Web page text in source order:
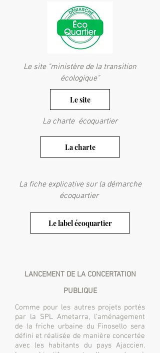
Le site "ministère de la transition
écologique"
Le site
La charte écoquartier
La charte
La fiche explicative sur la démarche
écoquartier
Le label écoquartier
LANCEMENT DE LA CONCERTATION
PUBLIQUE
Comme pour les autres projets portés
par la SPL Ametarra, l’aménagement
de la friche urbaine du Finosello sera
défini et réalisée de manière concertée
avec les habitants du pays Ajaccien.